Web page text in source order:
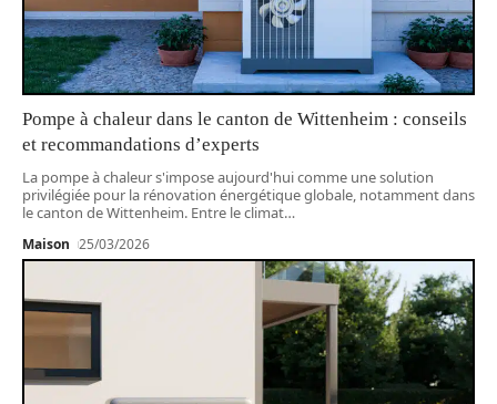
Pompe à chaleur dans le canton de Wittenheim : conseils
et recommandations d’experts
La pompe à chaleur s'impose aujourd'hui comme une solution
privilégiée pour la rénovation énergétique globale, notamment dans
le canton de Wittenheim. Entre le climat…
Maison 25/03/2026